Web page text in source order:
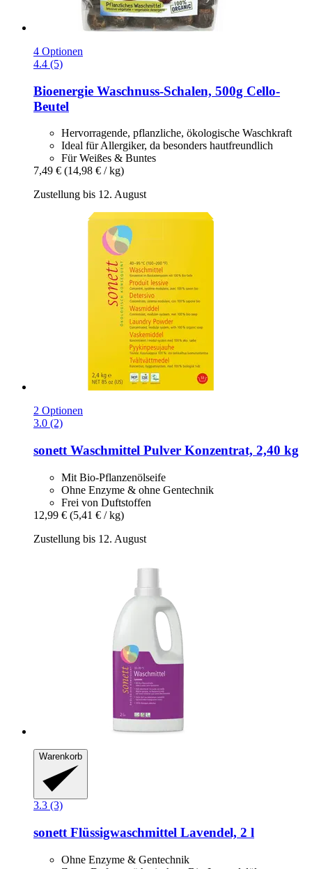
4 Optionen
4.4 (5)
Bioenergie Waschnuss-​Schalen, 500g Cello-​
Beutel
Hervorragende, pflanzliche, ökologische Waschkraft
Ideal für Allergiker, da besonders hautfreundlich
Für Weißes & Buntes
7,49 € (14,98 € / kg)
Zustellung bis 12. August
2 Optionen
3.0 (2)
sonett Waschmittel Pulver Konzentrat, 2,40 kg
Mit Bio-Pflanzenölseife
Ohne Enzyme & ohne Gentechnik
Frei von Duftstoffen
12,99 € (5,41 € / kg)
Zustellung bis 12. August
Warenkorb
3.3 (3)
sonett Flüssigwaschmittel Lavendel, 2 l
Ohne Enzyme & Gentechnik